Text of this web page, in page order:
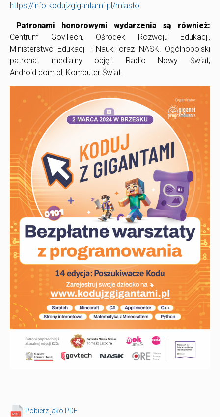
https://info.kodujzgigantami.pl/miasto
Patronami honorowymi wydarzenia są również:
Centrum GovTech, Ośrodek Rozwoju Edukacji,
Ministerstwo Edukacji i Nauki oraz NASK. Ogólnopolski
patronat medialny objęli: Radio Nowy Świat,
Android.com.pl, Komputer Świat.
Pobierz jako PDF